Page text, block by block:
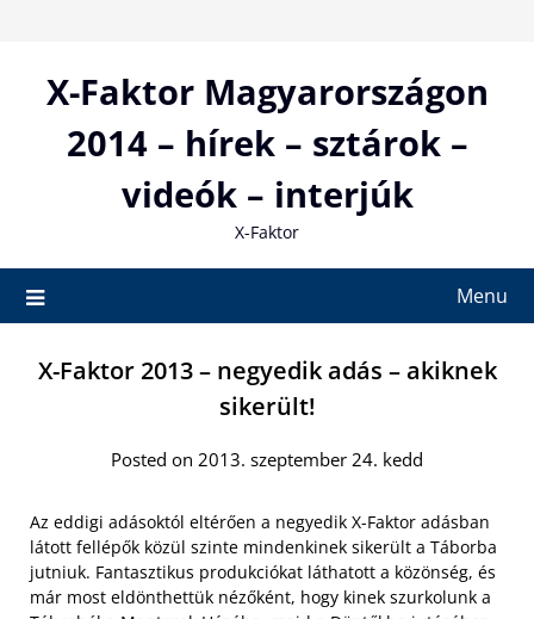
contentX-Faktor Magyarországon
2014 – hírek – sztárok –
videók – interjúk
X-Faktor
Menu
X-Faktor 2013 – negyedik adás – akiknek
sikerült!
Posted on 2013. szeptember 24. kedd
Az eddigi adásoktól eltérően a negyedik X-Faktor adásban
látott fellépők közül szinte mindenkinek sikerült a Táborba
jutniuk. Fantasztikus produkciókat láthatott a közönség, és
már most eldönthettük nézőként, hogy kinek szurkolunk a